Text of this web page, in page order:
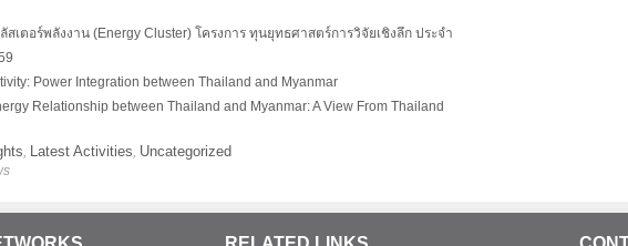
เตอร์พลังงาน (Energy Cluster) โครงการ ทุนยุทธศาสตร์การวิจัยเชิงลึก ประจำ
Power Integration between Thailand and Myanmar
Relationship between Thailand and Myanmar: A View From Thailand
, Latest Activities, Uncategorized